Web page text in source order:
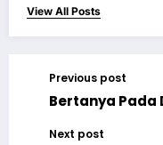
View All Posts
Previous post
Bertanya Pada
Next post